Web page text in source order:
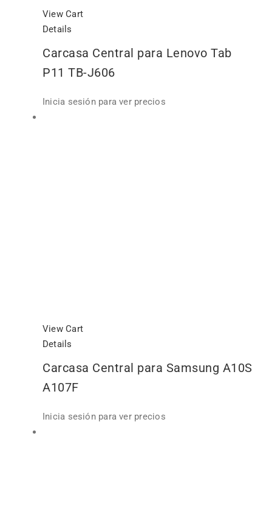
View Cart
Details
Carcasa Central para Lenovo Tab
P11 TB-J606
Inicia sesión para ver precios
View Cart
Details
Carcasa Central para Samsung A10S
A107F
Inicia sesión para ver precios